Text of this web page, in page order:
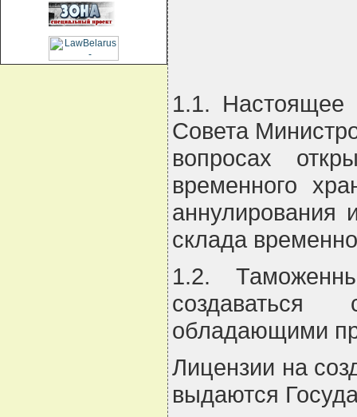
1.1. Настоящее
Совета
вопросах
временного
аннулирования
склада
1.2.
создаваться
обладающими
Лицензии на
выдаются